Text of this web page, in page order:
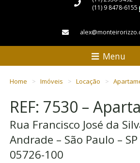
(11) 9 8478-6155
Menu
Home Imóveis Locação
REF: 7530 –
Rua Francisco José da
Andrade – São Paulo – SP
05726-100